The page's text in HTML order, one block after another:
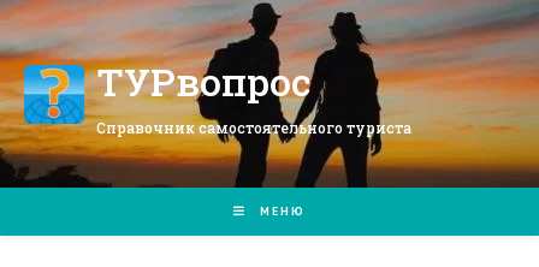
Перейти
к
содержимомуТУРвопрос
Справочник самостоятельного туриста
МЕНЮ